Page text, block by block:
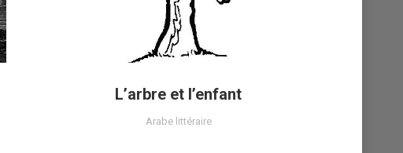
L’arbre et l’enfant
Arabe littéraire